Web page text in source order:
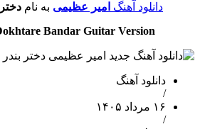
دانلود آهنگ امیر عظیمی به نام
Bandar Guitar Version
دانلود آهنگ
/
۱۶ مرداد ۱۴۰۵
/